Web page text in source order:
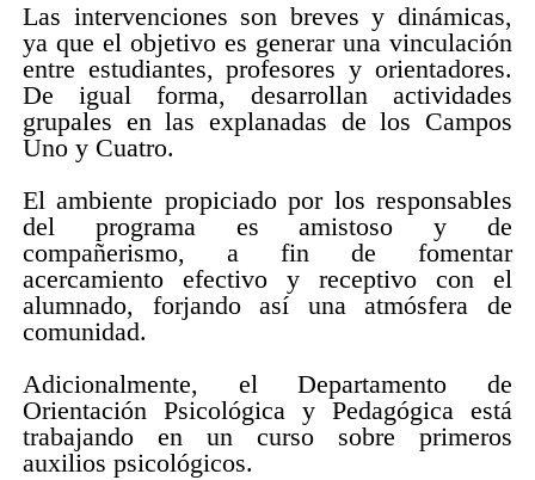
Las intervenciones son breves y dinámicas,
ya que el objetivo es generar una vinculación
entre estudiantes, profesores y orientadores.
De igual forma, desarrollan actividades
grupales en las explanadas de los Campos
Uno y Cuatro.
El ambiente propiciado por los responsables
del programa es amistoso y de
compañerismo, a fin de fomentar
acercamiento efectivo y receptivo con el
alumnado, forjando así una atmósfera de
comunidad.
Adicionalmente, el Departamento de
Orientación Psicológica y Pedagógica está
trabajando en un curso sobre primeros
auxilios psicológicos.